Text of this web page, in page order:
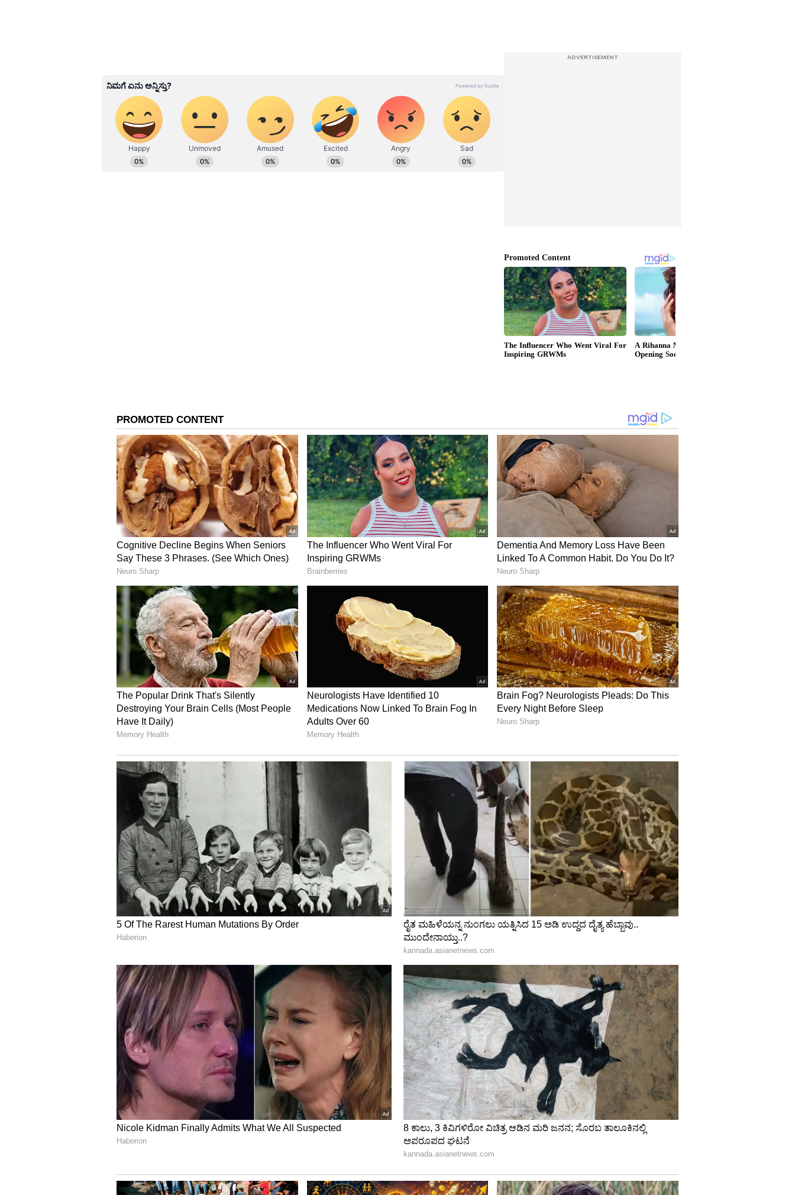
ಮಲಗುವ ಕೋಣೆಯಲ್ಲಿ ಮಲಗಿದ್ದಲ್ಲಿಂದಲೇ ನೋಡುವಂತೆ ಗಡಿಯಾರ ನೇತು ಹಾಕಿಕೊಳ್ಳಿ. ನೀವು ದಕ್ಷಿಣಕ್ಕೆ
ತಲೆ ಇರಿಸಿ ಮಲಗಿದರೆ ಉತ್ತರದ ಗೋಡೆಯಲ್ಲಿ ಗಡಿಯಾರವಿರಲಿ.
ಯಾವಾಗಲೂ ಮನೆಯೊಳಗೆ ಗಡಿಯಾರ ಎಂಬುದು ಇರಲೇಬೇಕು.
ಕೆಲಸ ಮಾಡದ ಗಡಿಯಾರಗಳನ್ನು ಕೂಡಲೇ ದುರಸ್ತಿ ಮಾಡಿಸಿ ಅಥವಾ ಬದಲಿಸಿ. ನಡೆಯದ ಗಡಿಯಾರ
ಇಡುವುದು ಬೇಡ.
ಎಲ್ಲ ಗಡಿಯಾರಗಳು ಸರಿಯಾದ ಸಮಯ ತೋರಿಸುತ್ತಿರಬೇಕು. ಅಥವಾ ಸರಿಯಾದ ಸಮಯಕ್ಕಿಂತ 1-2
ನಿಮಿಷ ಮುಂದಿರಬೇಕು.
ಎಲ್ಲ ಗೋಡೆ ಗಡಿಯಾರಗಳನ್ನು ಯಾವಾಗಲೂ ಸ್ವಚ್ಛಗೊಳಿಸಿ. ಬಲೆ ಕಟ್ಟಿರುವ ಅಥವಾ ಧೂಳಿನಿಂದ ತುಂಬಿರುವ
ವಿಷ್ಣುವಿನ ದಶಾವತಾರ ಕಲಿಸುವ ಪಾಠಗಳು..
ಏನು ಮಾಡಬಾರದು?
ಮನೆಯ ದಕ್ಷಿಣ ಭಾಗದ ಗೋಡೆ(South wall)ಯಲ್ಲಿ ಗೋಡೆ ಗಡಿಯಾರ ಇಡಕೂಡದು.
ಯಾವುದೇ ಬಾಗಿಲಿನ ಮೇಲೆ ಗಡಿಯಾರವನ್ನು ನೇತು ಹಾಕಬೇಡಿ.
ಮಲಗುವ ಕೋಣೆಯ ಬಾಗಿಲನ್ನು ಎದುರಾಗಿ ನೋಡುವಂತೆ ಯಾವುದೇ ಗಡಿಯಾರ ನೇತು ಹಾಕಬೇಡಿ.
ಮನೆಯಲ್ಲಿ ಮುರಿದ ಅಥವಾ ಹಾಳಾದ ಗಡಿಯಾರ ಹಾಕಿಕೊಂಡಿರಬಾರದು. ಅವು ನಕಾರಾತ್ಮಕ ಶಕ್ತಿಯನ್ನು
ತುಂಬಿಕೊಳ್ಳುತ್ತವೆ.
ಗಡಿಯಾರಗಳು ಸರಿಯಾದ ಸಮಯಕ್ಕಿಂತ ಹಿಂದೆ ಇರಬಾರದು. ನಾವು ಕೂಡಾ ಯಾವಾಗಲೂ ಸಮಯಕ್ಕಿಂತ
ಮುಂದಿರಬೇಕೆ ಹೊರತು ಹಿಂದುಳಿಯಬಾರದು.
ಗಡಿಯಾರದ ಗಾಜು ಒಡೆದಿರಕೂಡದು. ಇವು ನೆಗೆಟಿವ್ ಎನರ್ಜಿ ಆಕರ್ಷಿಸುತ್ತವೆ.
ಆರ್ಟಿಸ್ಟಿಕ್ ಆಗಿದೆ ಎಂದು ನಕಾರಾತ್ಮಕ ಶಕ್ತಿಯ (ದುಃಖ, ಯುದ್ಧ, ಒಂಟಿತನ ಇತ್ಯಾದಿ) ಚಿತ್ರವಿರುವ ಗಡಿಯಾರ
ನೇತು ಹಾಕಬಾರದು.
ಮಲಗುವ ಕೋಣೆಯಲ್ಲಿ ಗೋಡೆ ಗಡಿಯಾರದಲ್ಲಿ ಹಾಸಿಗೆಯು ಪ್ರತಿಫಲಿಸಬಾರದು. ಹಾಗದನ್ನು ಮೇಲೆ ನೇತು
ಹಾಕಿ.
ದಿನ ಭವಿಷ್ಯ, ವಾರ ಭವಿಷ್ಯ, ನಿಮ್ಮ ರಾಶಿ ವಿಶೇಷ, ದಿನ ವಿಶೇಷ, ಹಬ್ಬ ಹರಿದಿನಗಳು, ಸಂಪ್ರದಾಯ
ಆಚರಣೆಗಳು, ಅವುಗಳ ವೈಜ್ಞಾನಿಕ ಹಿನ್ನೆಲೆ, ಪುರಾಣ ಪುಣ್ಯ ಕತೆಗಳ ಕುರಿತು ಹೆಚ್ಚಿನ ಮಾಹಿತಿ ಪಡೆಯಲು
ಸುವರ್ಣ ನ್ಯೂಸ್ ಜ್ಯೋತಿಷ್ಯ ವಿಭಾಗವನ್ನು ತಪ್ಪದೇ ನೋಡುತ್ತಿರಿ.